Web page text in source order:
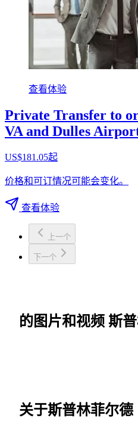
查看体验
Private Transfer to
VA and Dulles
US$181.05起
价格和可订情况可能会变化。
查看体验
上一个
下一个
的图片和视频 斯
关于斯普林菲尔德